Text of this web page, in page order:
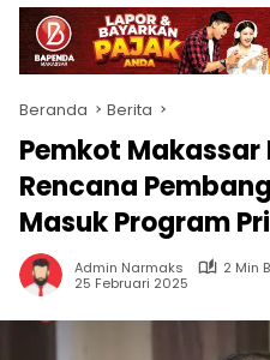
Beranda Berita
Pemkot Makassar
Rencana
Masuk Program
Admin Narmaks
2 Min
25 Februari 2025